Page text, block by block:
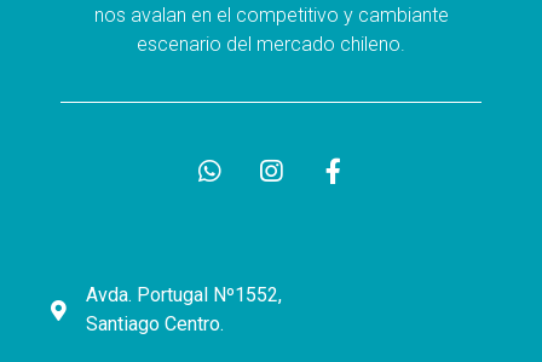
nos avalan en el competitivo y cambiante
escenario del mercado chileno.
Avda. Portugal Nº1552,
Santiago Centro.